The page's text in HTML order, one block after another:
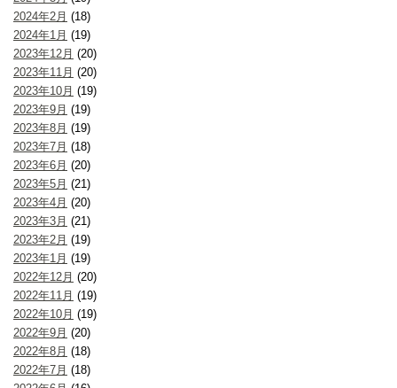
2024年2月 (18)
2024年1月 (19)
2023年12月 (20)
2023年11月 (20)
2023年10月 (19)
2023年9月 (19)
2023年8月 (19)
2023年7月 (18)
2023年6月 (20)
2023年5月 (21)
2023年4月 (20)
2023年3月 (21)
2023年2月 (19)
2023年1月 (19)
2022年12月 (20)
2022年11月 (19)
2022年10月 (19)
2022年9月 (20)
2022年8月 (18)
2022年7月 (18)